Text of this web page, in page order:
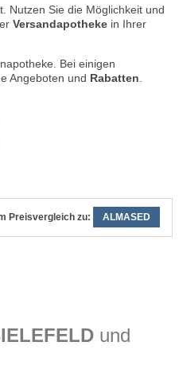
Nutzen Sie die Möglichkeit und
Versandapotheke in Ihrer
Bei einigen
Angeboten und Rabatten
Preisvergleich zu: ALMASED
und